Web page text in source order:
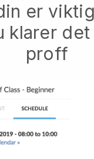
er
klarer
proff